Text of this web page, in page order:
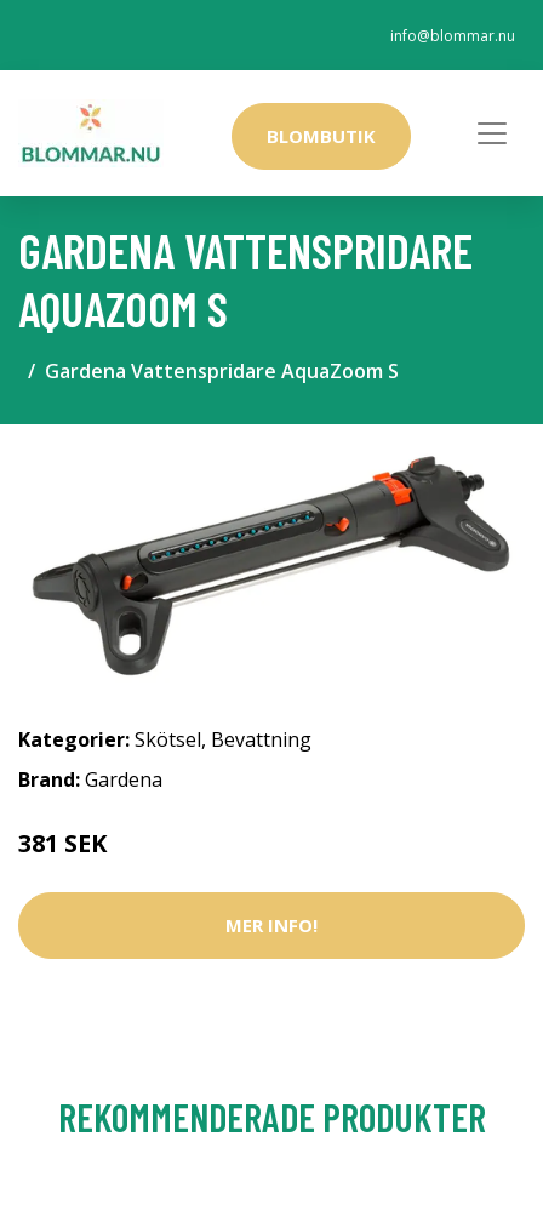
info@blommar.nu
BLOMBUTIK
GARDENA VATTENSPRIDARE
AQUAZOOM S
Gardena Vattenspridare AquaZoom S
Kategorier:Skötsel, Bevattning
Brand:Gardena
381 SEK
MER INFO!
REKOMMENDERADE PRODUKTER